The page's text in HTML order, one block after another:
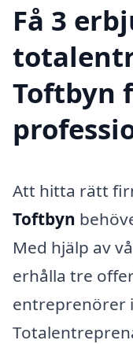
Få 3
Toftbyn
Att hitta rätt
Toftbyn
Med hjälp av
erhålla tre
entreprenörer